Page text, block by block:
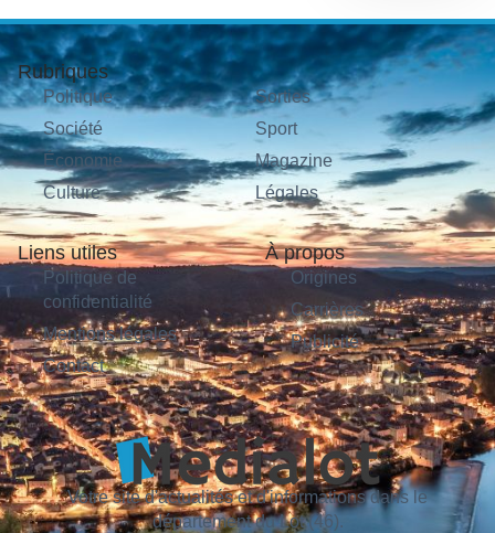
Rubriques
Politique
Société
Économie
Culture
Sorties
Sport
Magazine
Légales
Liens utiles
Politique de
confidentialité
Mentions légales
Contact
À propos
Origines
Carrières
Publicité
Votre site d'actualités et d'informations dans le
département du Lot (46).